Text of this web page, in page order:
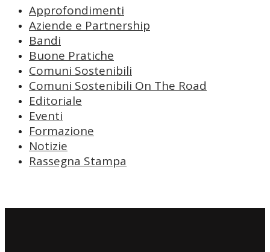
Approfondimenti
Aziende e Partnership
Bandi
Buone Pratiche
Comuni Sostenibili
Comuni Sostenibili On The Road
Editoriale
Eventi
Formazione
Notizie
Rassegna Stampa